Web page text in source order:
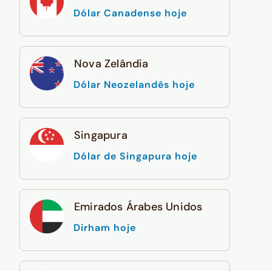
Dólar Canadense hoje
Nova Zelândia
Dólar Neozelandês hoje
Singapura
Dólar de Singapura hoje
Emirados Árabes Unidos
Dirham hoje